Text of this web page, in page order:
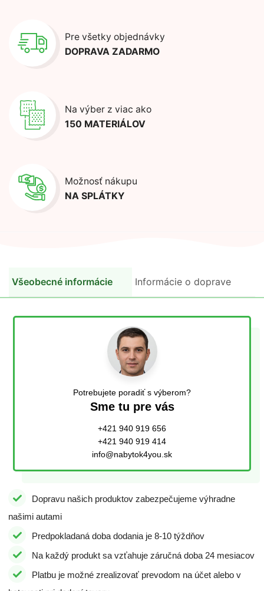
Pre všetky objednávky
DOPRAVA ZADARMO
Na výber z viac ako
150 MATERIÁLOV
Možnosť nákupu
NA SPLÁTKY
Všeobecné informácie Informácie o doprave
Potrebujete poradiť s výberom?
Sme tu pre vás
+421 940 919 656
+421 940 919 414
info@nabytok4you.sk
Dopravu našich produktov zabezpečujeme výhradne
našimi autami
Predpokladaná doba dodania je 8-10 týždňov
Na každý produkt sa vzťahuje záručná doba 24 mesiacov
Platbu je možné zrealizovať prevodom na účet alebo v